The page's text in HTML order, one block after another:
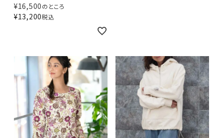
¥16,500のところ
¥13,200税込